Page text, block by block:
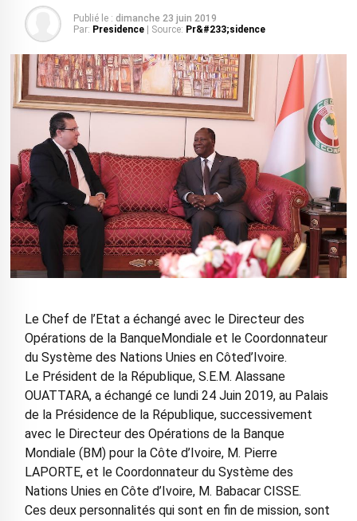
Publié le : dimanche 23 juin 2019
Par: Presidence | Source: Pr&#233;sidence
Le Chef de l’Etat a échangé avec le Directeur des
Opérations de la BanqueMondiale et le Coordonnateur
du Système des Nations Unies en Côted’Ivoire.
Le Président de la République, S.E.M. Alassane
OUATTARA, a échangé ce lundi 24 Juin 2019, au Palais
de la Présidence de la République, successivement
avec le Directeur des Opérations de la Banque
Mondiale (BM) pour la Côte d’Ivoire, M. Pierre
LAPORTE, et le Coordonnateur du Système des
Nations Unies en Côte d’Ivoire, M. Babacar CISSE.
Ces deux personnalités qui sont en fin de mission, sont